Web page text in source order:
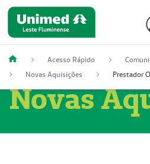
Acesso Rápido
Novas Aquisições
Novas